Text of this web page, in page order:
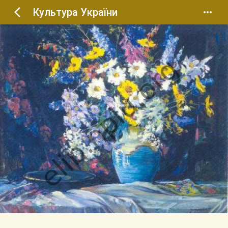
Культура України